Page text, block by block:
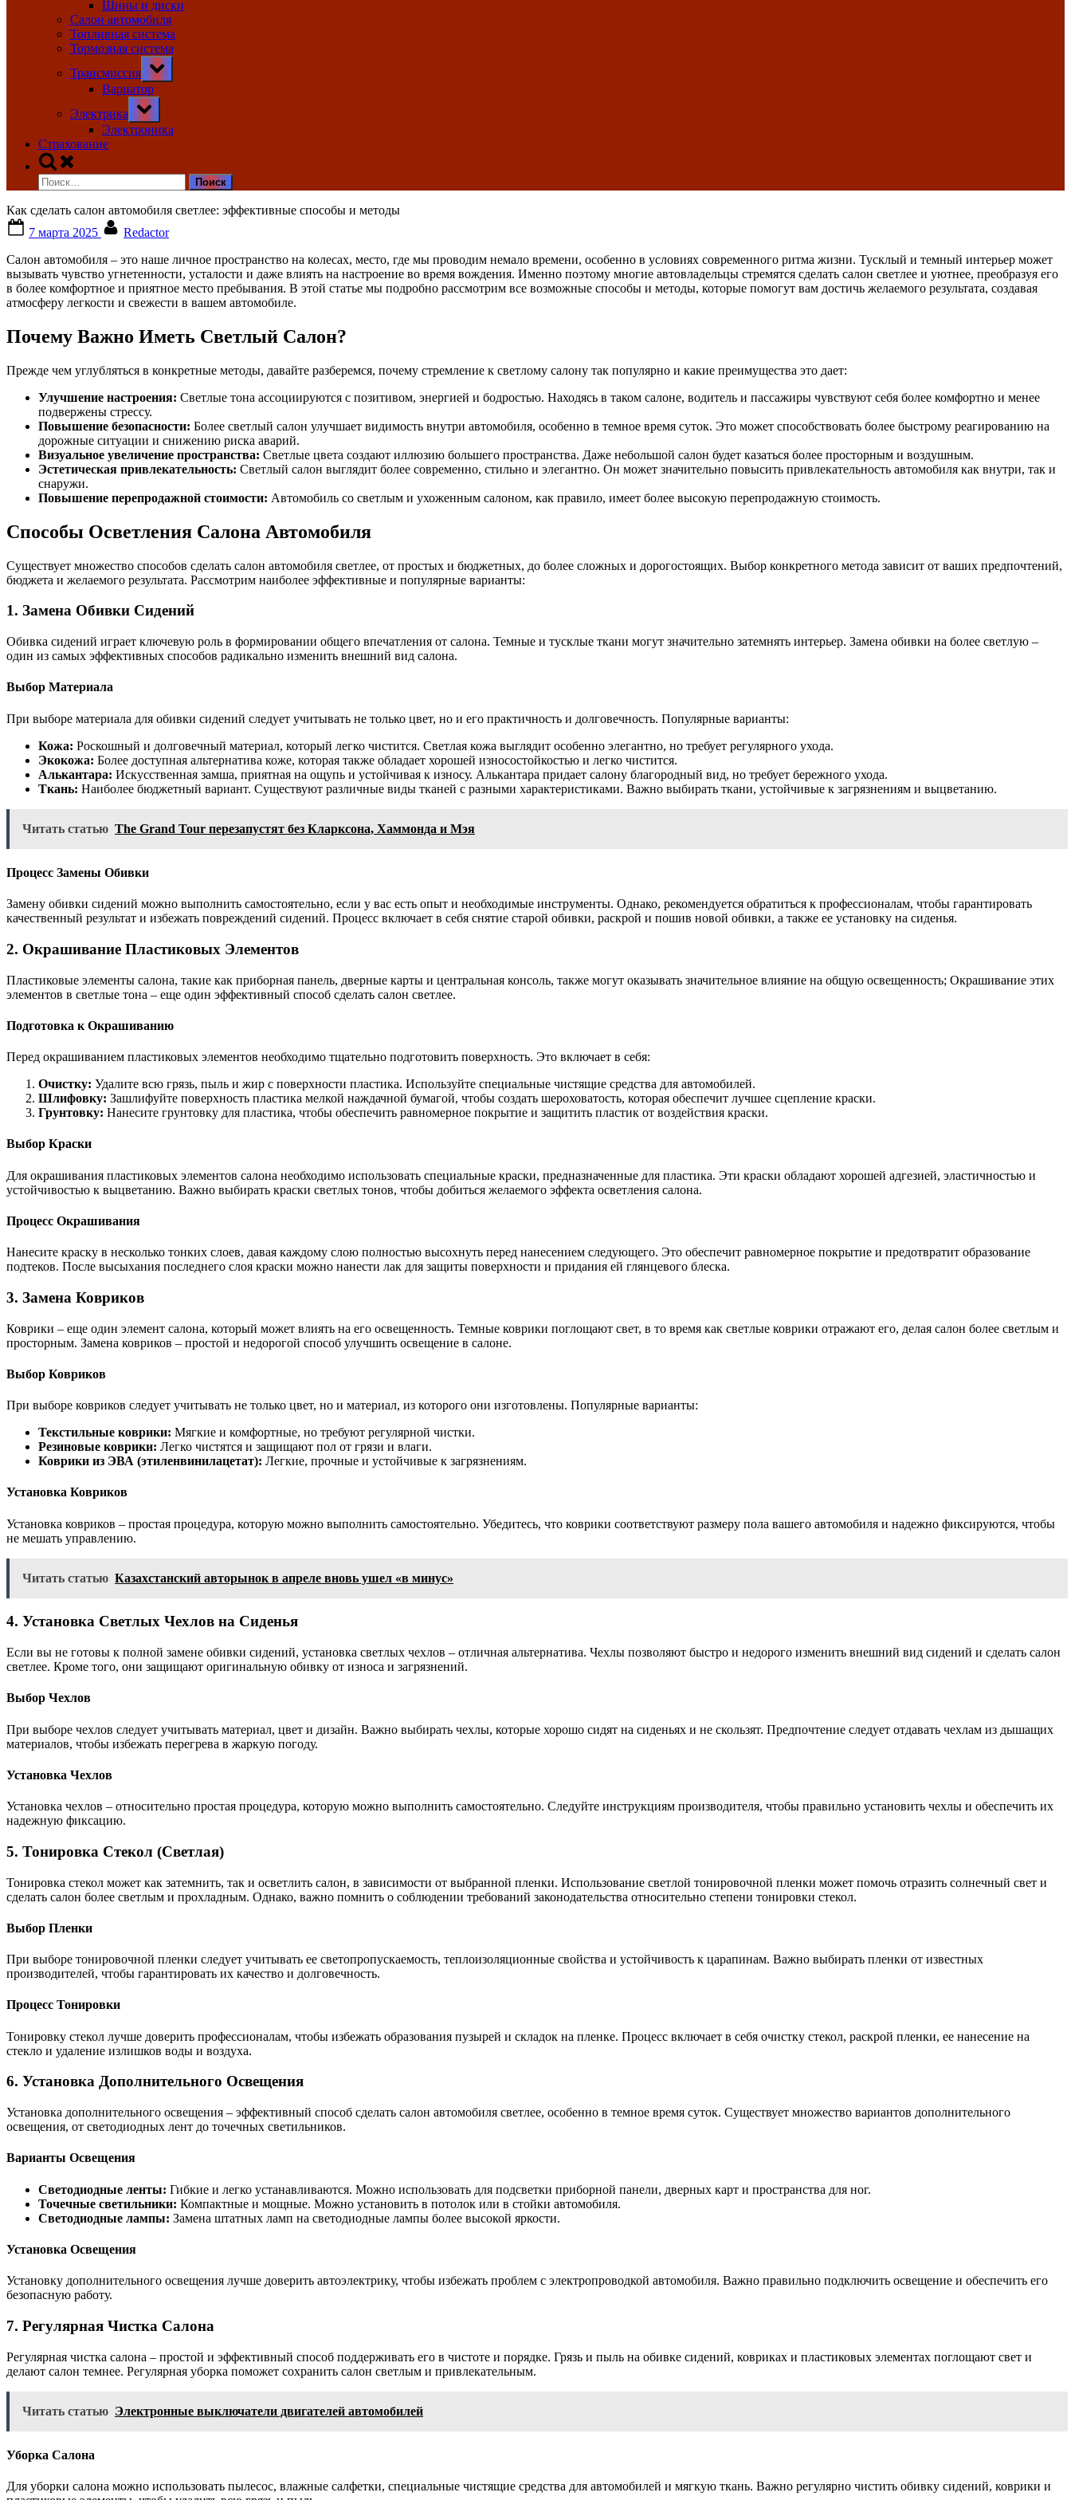
Шины и диски
Салон автомобиля
Топливная система
Тормозная система
Трансмиссия
Toggle
sub-
menu
Вариатор
Электрика
Toggle
sub-
menu
Электроника
Страхование
Toggle
search
form
Найти:
Как сделать салон автомобиля светлее: эффективные способы и методы
on
7 марта 2025
Redactor
Салон автомобиля – это наше личное пространство на колесах, место, где мы проводим немало времени, особенно в условиях современного ритма жизни. Тусклый и темный интерьер может
вызывать чувство угнетенности, усталости и даже влиять на настроение во время вождения. Именно поэтому многие автовладельцы стремятся сделать салон светлее и уютнее, преобразуя его
в более комфортное и приятное место пребывания. В этой статье мы подробно рассмотрим все возможные способы и методы, которые помогут вам достичь желаемого результата, создавая
атмосферу легкости и свежести в вашем автомобиле.
Почему Важно Иметь Светлый Салон?
Прежде чем углубляться в конкретные методы, давайте разберемся, почему стремление к светлому салону так популярно и какие преимущества это дает:
Улучшение настроения: Светлые тона ассоциируются с позитивом, энергией и бодростью. Находясь в таком салоне, водитель и пассажиры чувствуют себя более комфортно и менее
подвержены стрессу.
Повышение безопасности: Более светлый салон улучшает видимость внутри автомобиля, особенно в темное время суток. Это может способствовать более быстрому реагированию на
дорожные ситуации и снижению риска аварий.
Визуальное увеличение пространства: Светлые цвета создают иллюзию большего пространства. Даже небольшой салон будет казаться более просторным и воздушным.
Эстетическая привлекательность: Светлый салон выглядит более современно, стильно и элегантно. Он может значительно повысить привлекательность автомобиля как внутри, так и
снаружи.
Повышение перепродажной стоимости: Автомобиль со светлым и ухоженным салоном, как правило, имеет более высокую перепродажную стоимость.
Способы Осветления Салона Автомобиля
Существует множество способов сделать салон автомобиля светлее, от простых и бюджетных, до более сложных и дорогостоящих. Выбор конкретного метода зависит от ваших предпочтений,
бюджета и желаемого результата. Рассмотрим наиболее эффективные и популярные варианты:
1. Замена Обивки Сидений
Обивка сидений играет ключевую роль в формировании общего впечатления от салона. Темные и тусклые ткани могут значительно затемнять интерьер. Замена обивки на более светлую –
один из самых эффективных способов радикально изменить внешний вид салона.
Выбор Материала
При выборе материала для обивки сидений следует учитывать не только цвет, но и его практичность и долговечность. Популярные варианты:
Кожа: Роскошный и долговечный материал, который легко чистится. Светлая кожа выглядит особенно элегантно, но требует регулярного ухода.
Экокожа: Более доступная альтернатива коже, которая также обладает хорошей износостойкостью и легко чистится.
Алькантара: Искусственная замша, приятная на ощупь и устойчивая к износу. Алькантара придает салону благородный вид, но требует бережного ухода.
Ткань: Наиболее бюджетный вариант. Существуют различные виды тканей с разными характеристиками. Важно выбирать ткани, устойчивые к загрязнениям и выцветанию.
Читать статью The Grand Tour перезапустят без Кларксона, Хаммонда и Мэя
Процесс Замены Обивки
Замену обивки сидений можно выполнить самостоятельно, если у вас есть опыт и необходимые инструменты. Однако, рекомендуется обратиться к профессионалам, чтобы гарантировать
качественный результат и избежать повреждений сидений. Процесс включает в себя снятие старой обивки, раскрой и пошив новой обивки, а также ее установку на сиденья.
2. Окрашивание Пластиковых Элементов
Пластиковые элементы салона, такие как приборная панель, дверные карты и центральная консоль, также могут оказывать значительное влияние на общую освещенность; Окрашивание этих
элементов в светлые тона – еще один эффективный способ сделать салон светлее.
Подготовка к Окрашиванию
Перед окрашиванием пластиковых элементов необходимо тщательно подготовить поверхность. Это включает в себя:
Очистку: Удалите всю грязь, пыль и жир с поверхности пластика. Используйте специальные чистящие средства для автомобилей.
Шлифовку: Зашлифуйте поверхность пластика мелкой наждачной бумагой, чтобы создать шероховатость, которая обеспечит лучшее сцепление краски.
Грунтовку: Нанесите грунтовку для пластика, чтобы обеспечить равномерное покрытие и защитить пластик от воздействия краски.
Выбор Краски
Для окрашивания пластиковых элементов салона необходимо использовать специальные краски, предназначенные для пластика. Эти краски обладают хорошей адгезией, эластичностью и
устойчивостью к выцветанию. Важно выбирать краски светлых тонов, чтобы добиться желаемого эффекта осветления салона.
Процесс Окрашивания
Нанесите краску в несколько тонких слоев, давая каждому слою полностью высохнуть перед нанесением следующего. Это обеспечит равномерное покрытие и предотвратит образование
подтеков. После высыхания последнего слоя краски можно нанести лак для защиты поверхности и придания ей глянцевого блеска.
3. Замена Ковриков
Коврики – еще один элемент салона, который может влиять на его освещенность. Темные коврики поглощают свет, в то время как светлые коврики отражают его, делая салон более светлым и
просторным. Замена ковриков – простой и недорогой способ улучшить освещение в салоне.
Выбор Ковриков
При выборе ковриков следует учитывать не только цвет, но и материал, из которого они изготовлены. Популярные варианты:
Текстильные коврики: Мягкие и комфортные, но требуют регулярной чистки.
Резиновые коврики: Легко чистятся и защищают пол от грязи и влаги.
Коврики из ЭВА (этиленвинилацетат): Легкие, прочные и устойчивые к загрязнениям.
Установка Ковриков
Установка ковриков – простая процедура, которую можно выполнить самостоятельно. Убедитесь, что коврики соответствуют размеру пола вашего автомобиля и надежно фиксируются, чтобы
не мешать управлению.
Читать статью Казахстанский авторынок в апреле вновь ушел «в минус»
4. Установка Светлых Чехлов на Сиденья
Если вы не готовы к полной замене обивки сидений, установка светлых чехлов – отличная альтернатива. Чехлы позволяют быстро и недорого изменить внешний вид сидений и сделать салон
светлее. Кроме того, они защищают оригинальную обивку от износа и загрязнений.
Выбор Чехлов
При выборе чехлов следует учитывать материал, цвет и дизайн. Важно выбирать чехлы, которые хорошо сидят на сиденьях и не скользят. Предпочтение следует отдавать чехлам из дышащих
материалов, чтобы избежать перегрева в жаркую погоду.
Установка Чехлов
Установка чехлов – относительно простая процедура, которую можно выполнить самостоятельно. Следуйте инструкциям производителя, чтобы правильно установить чехлы и обеспечить их
надежную фиксацию.
5. Тонировка Стекол (Светлая)
Тонировка стекол может как затемнить, так и осветлить салон, в зависимости от выбранной пленки. Использование светлой тонировочной пленки может помочь отразить солнечный свет и
сделать салон более светлым и прохладным. Однако, важно помнить о соблюдении требований законодательства относительно степени тонировки стекол.
Выбор Пленки
При выборе тонировочной пленки следует учитывать ее светопропускаемость, теплоизоляционные свойства и устойчивость к царапинам. Важно выбирать пленки от известных
производителей, чтобы гарантировать их качество и долговечность.
Процесс Тонировки
Тонировку стекол лучше доверить профессионалам, чтобы избежать образования пузырей и складок на пленке. Процесс включает в себя очистку стекол, раскрой пленки, ее нанесение на
стекло и удаление излишков воды и воздуха.
6. Установка Дополнительного Освещения
Установка дополнительного освещения – эффективный способ сделать салон автомобиля светлее, особенно в темное время суток. Существует множество вариантов дополнительного
освещения, от светодиодных лент до точечных светильников.
Варианты Освещения
Светодиодные ленты: Гибкие и легко устанавливаются. Можно использовать для подсветки приборной панели, дверных карт и пространства для ног.
Точечные светильники: Компактные и мощные. Можно установить в потолок или в стойки автомобиля.
Светодиодные лампы: Замена штатных ламп на светодиодные лампы более высокой яркости.
Установка Освещения
Установку дополнительного освещения лучше доверить автоэлектрику, чтобы избежать проблем с электропроводкой автомобиля. Важно правильно подключить освещение и обеспечить его
безопасную работу.
7. Регулярная Чистка Салона
Регулярная чистка салона – простой и эффективный способ поддерживать его в чистоте и порядке. Грязь и пыль на обивке сидений, ковриках и пластиковых элементах поглощают свет и
делают салон темнее. Регулярная уборка поможет сохранить салон светлым и привлекательным.
Читать статью Электронные выключатели двигателей автомобилей
Уборка Салона
Для уборки салона можно использовать пылесос, влажные салфетки, специальные чистящие средства для автомобилей и мягкую ткань. Важно регулярно чистить обивку сидений, коврики и